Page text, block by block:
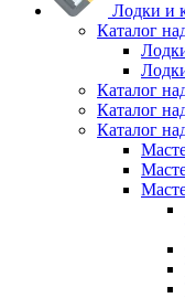
Лодки и
Каталог
Каталог
Каталог
Каталог